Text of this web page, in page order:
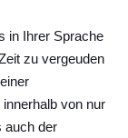
in Ihrer Sprache
zu vergeuden
von nur
auch der